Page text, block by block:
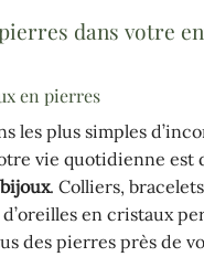
dans votre
en pierres
les plus simples
vie quotidienne est
bijoux. Colliers,
en cristaux
des pierres près de